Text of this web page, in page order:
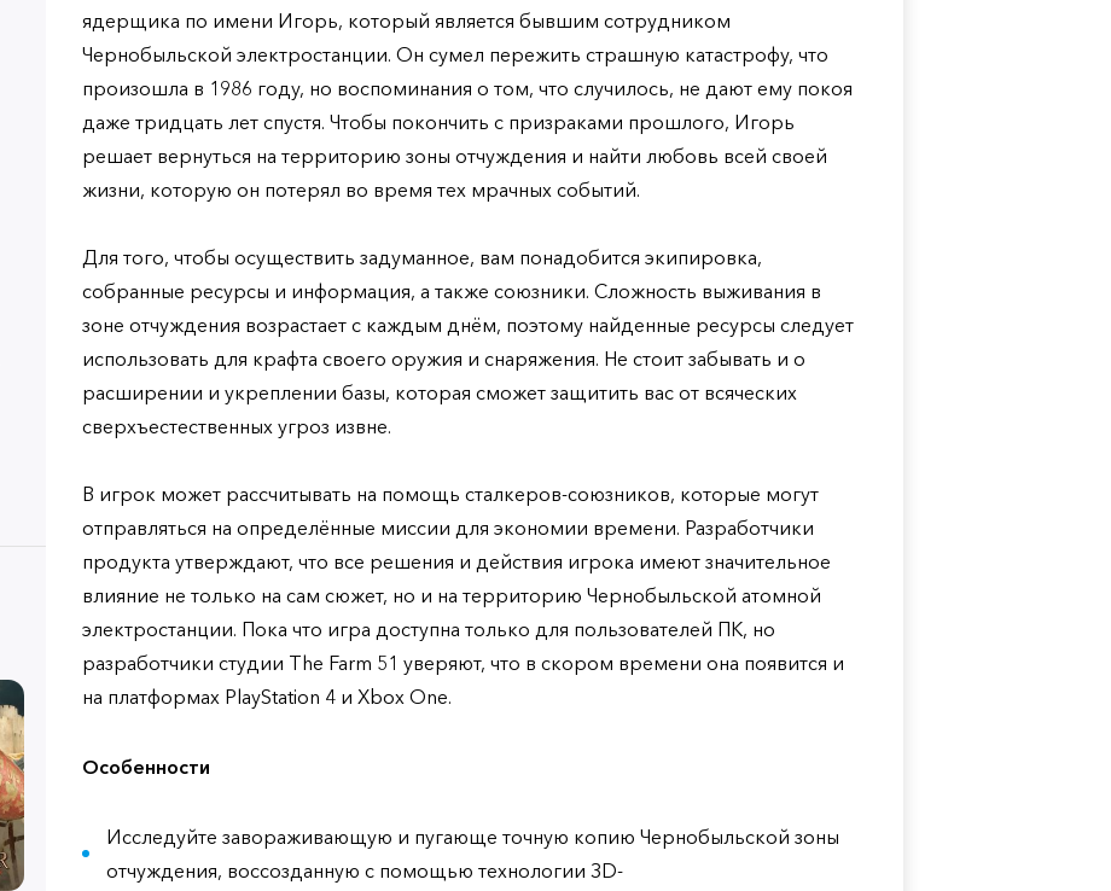
ядерщика по имени Игорь, который является бывшим сотрудником
Чернобыльской электростанции. Он сумел пережить страшную катастрофу, что
произошла в 1986 году, но воспоминания о том, что случилось, не дают ему покоя
даже тридцать лет спустя. Чтобы покончить с призраками прошлого, Игорь
решает вернуться на территорию зоны отчуждения и найти любовь всей своей
жизни, которую он потерял во время тех мрачных событий.
Для того, чтобы осуществить задуманное, вам понадобится экипировка,
собранные ресурсы и информация, а также союзники. Сложность выживания в
зоне отчуждения возрастает с каждым днём, поэтому найденные ресурсы следует
использовать для крафта своего оружия и снаряжения. Не стоит забывать и о
расширении и укреплении базы, которая сможет защитить вас от всяческих
сверхъестественных угроз извне.
В игрок может рассчитывать на помощь сталкеров-союзников, которые могут
отправляться на определённые миссии для экономии времени. Разработчики
продукта утверждают, что все решения и действия игрока имеют значительное
влияние не только на сам сюжет, но и на территорию Чернобыльской атомной
электростанции. Пока что игра доступна только для пользователей ПК, но
разработчики студии The Farm 51 уверяют, что в скором времени она появится и
на платформах PlayStation 4 и Xbox One.
Особенности
Исследуйте завораживающую и пугающе точную копию Чернобыльской зоны
отчуждения, воссозданную с помощью технологии ЗD-